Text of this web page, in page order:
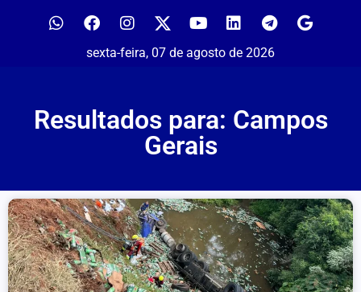
sexta-feira, 07 de agosto de 2026
Resultados para: Campos
Gerais